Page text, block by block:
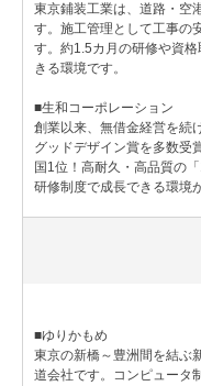
東京鋪装工業は、道路・空
す。施工管理として工事の
す。約1.5カ月の研修や資
きる環境です。
■生和コーポレーション
創業以来、無借金経営を続
グッドデザイン賞を多数受
国1位！高耐久・高品質の
研修制度で成長できる環境
■ゆりかもめ
東京の新橋～豊洲間を結ぶ
道会社です。コンピュータ